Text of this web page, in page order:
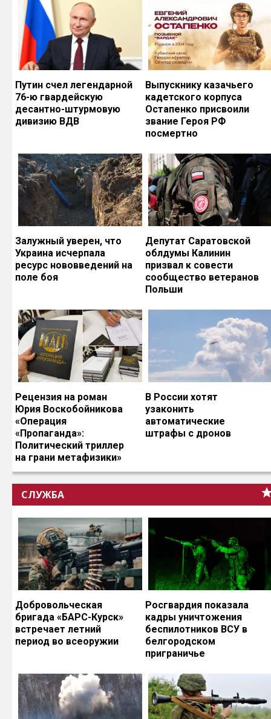
Путин счел легендарной
76-ю гвардейскую
десантно-штурмовую
дивизию ВДВ
Выпускнику казачьего
кадетского корпуса
Остапенко присвоили
звание Героя РФ
посмертно
Залужный уверен, что
Украина исчерпала
ресурс нововведений на
поле боя
Депутат Саратовской
облдумы Калинин
призвал к совести
сообщество ветеранов
Польши
Рецензия на роман
Юрия Воскобойникова
«Операция
«Пропаганда»:
Политический триллер
на грани метафизики»
В России хотят
узаконить
автоматические
штрафы с дронов
СЛУЖБА
Добровольческая
бригада «БАРС-Курск»
встречает летний
период во всеоружии
Росгвардия показала
кадры уничтожения
беспилотников ВСУ в
белгородском
приграничье